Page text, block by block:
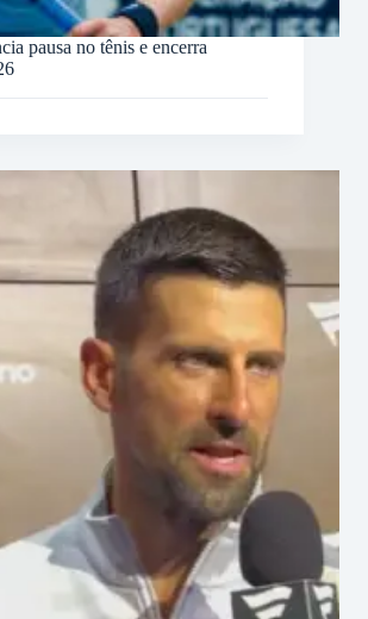
pausa no tênis e encerra